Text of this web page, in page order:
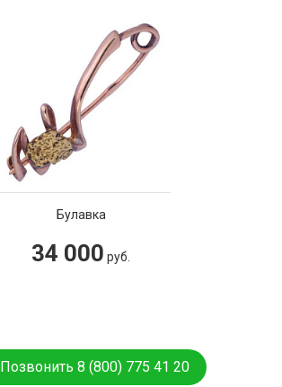
Булавка
34 000 руб.
Позвонить 8 (800) 775 41 20